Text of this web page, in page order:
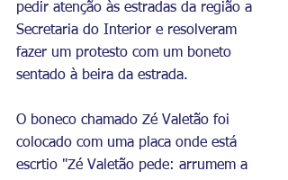
pedir atenção às estradas da região a
Secretaria do Interior e resolveram
fazer um protesto com um boneto
sentado à beira da estrada.
O boneco chamado Zé Valetão foi
colocado com uma placa onde está
escrtio "Zé Valetão pede: arrumem a